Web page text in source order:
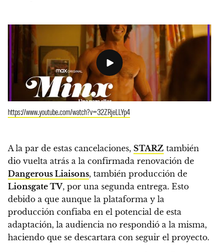
https://www.youtube.com/watch?v=32ZRjeLLYp4
A la par de estas cancelaciones, STARZ también
dio vuelta atrás a la confirmada renovación de
Dangerous Liaisons, también producción de
Lionsgate TV, por una segunda entrega. Esto
debido a que aunque la plataforma y la
producción confiaba en el potencial de esta
adaptación, la audiencia no respondió a la misma,
haciendo que se descartara con seguir el proyecto.